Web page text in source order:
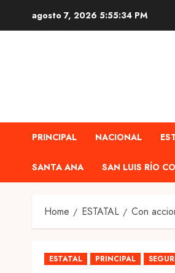
agosto 7, 2026 5:55:35 PM
PRINCIPAL NACIONAL
SANTA ANA SAN LUIS RÍO
Home ESTATAL Con
ESTATAL PRINCIPAL